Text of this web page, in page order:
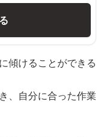
傾けることができる
、自分に合った作業